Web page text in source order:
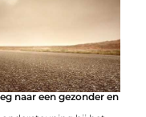
naar een gezonder en